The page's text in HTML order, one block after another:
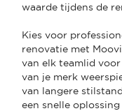
waarde tijdens de
Kies voor
renovatie met
van elk teamlid
van je merk
van langere
een snelle